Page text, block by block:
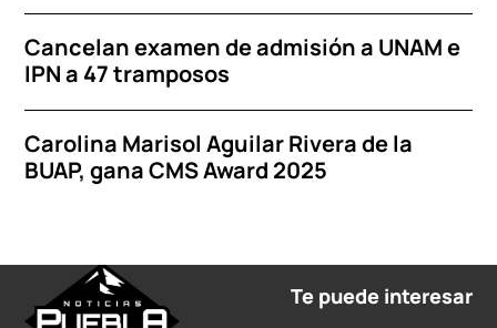
Cancelan examen de admisión a UNAM e
IPN a 47 tramposos
Carolina Marisol Aguilar Rivera de la
BUAP, gana CMS Award 2025
Te puede interesar